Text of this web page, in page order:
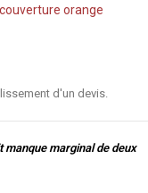
orange
d'un devis.
marginal de deux